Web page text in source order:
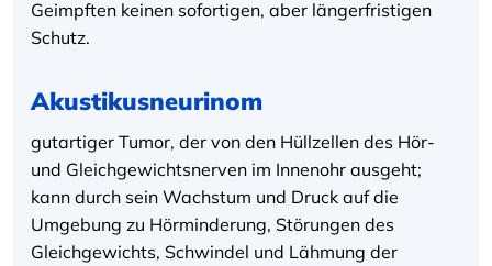
Geimpften keinen sofortigen, aber längerfristigen
Schutz.
Akustikusneurinom
gutartiger Tumor, der von den Hüllzellen des Hör-
und Gleichgewichtsnerven im Innenohr ausgeht;
kann durch sein Wachstum und Druck auf die
Umgebung zu Hörminderung, Störungen des
Gleichgewichts, Schwindel und Lähmung der